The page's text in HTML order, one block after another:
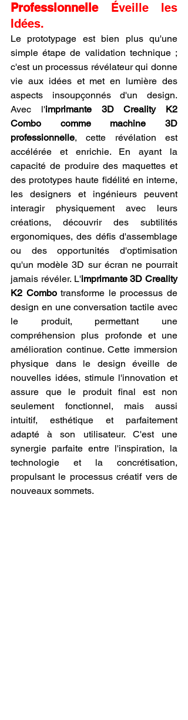
Professionnelle Éveille les
Idées.
Le prototypage est bien plus qu'une
simple étape de validation technique ;
c'est un processus révélateur qui donne
vie aux idées et met en lumière des
aspects insoupçonnés d'un design.
Avec l'imprimante 3D Creality K2
Combo comme machine 3D
professionnelle, cette révélation est
accélérée et enrichie. En ayant la
capacité de produire des maquettes et
des prototypes haute fidélité en interne,
les designers et ingénieurs peuvent
interagir physiquement avec leurs
créations, découvrir des subtilités
ergonomiques, des défis d'assemblage
ou des opportunités d'optimisation
qu'un modèle 3D sur écran ne pourrait
jamais révéler. L'imprimante 3D Creality
K2 Combo transforme le processus de
design en une conversation tactile avec
le produit, permettant une
compréhension plus profonde et une
amélioration continue. Cette immersion
physique dans le design éveille de
nouvelles idées, stimule l'innovation et
assure que le produit final est non
seulement fonctionnel, mais aussi
intuitif, esthétique et parfaitement
adapté à son utilisateur. C'est une
synergie parfaite entre l'inspiration, la
technologie et la concrétisation,
propulsant le processus créatif vers de
nouveaux sommets.